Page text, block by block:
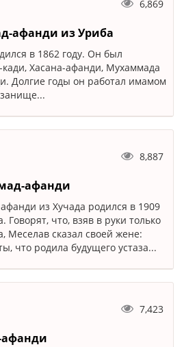
6,869
афанди из Уриба
в 1862 году. Он был
Хасана-афанди, Мухаммада
Долгие годы он работал имамом
8,887
афанди
из Хучада родился в 1909
Говорят, что, взяв в руки только
Меселав сказал своей жене:
что родила будущего устаза...
7,423